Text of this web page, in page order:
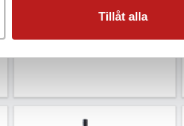
Tillåt alla
6 990 kr
Exkl. moms